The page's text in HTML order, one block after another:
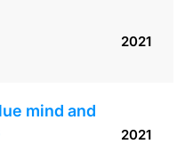
2021
mind and
2021